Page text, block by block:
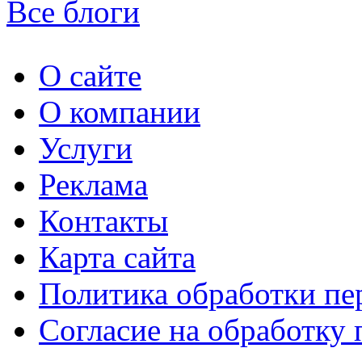
Все блоги
О сайте
О компании
Услуги
Реклама
Контакты
Карта сайта
Политика обработки
Согласие на